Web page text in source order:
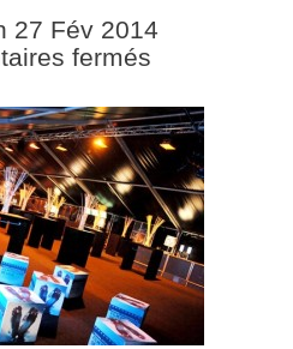
27 Fév 2014
fermés
–
organisation